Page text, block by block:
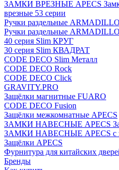
ЗАМКИ ВРЕЗНЫЕ APECS
врезные 53 серии
Ручки раздельные
Ручки раздельные
40 серия Slim КРУГ
30 серия Slim КВАДРАТ
CODE DECO Slim Металл
CODE DECO Rock
CODE DECO Click
GRAVITY.PRO
Защёлки магнитные FUARO
CODE DECO Fusion
Защёлки межкомнатные APECS
ЗАМКИ НАВЕСНЫЕ APECS
ЗАМКИ НАВЕСНЫЕ APECS с
Защёлки APECS
Фурнитура для китайских
Бренды